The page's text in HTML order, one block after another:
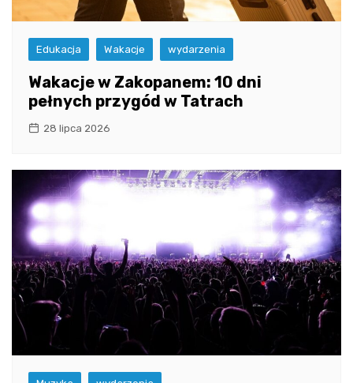
Edukacja Wakacje wydarzenia
Wakacje w Zakopanem: 10 dni
pełnych przygód w Tatrach
28 lipca 2026